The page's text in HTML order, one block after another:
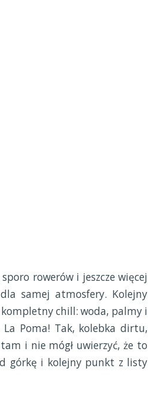
rowerów i jeszcze więcej
samej atmosfery. Kolejny
kompletny chill: woda, palmy i
La Poma! Tak, kolebka dirtu,
i nie mógł uwierzyć, że to
górkę i kolejny punkt z listy